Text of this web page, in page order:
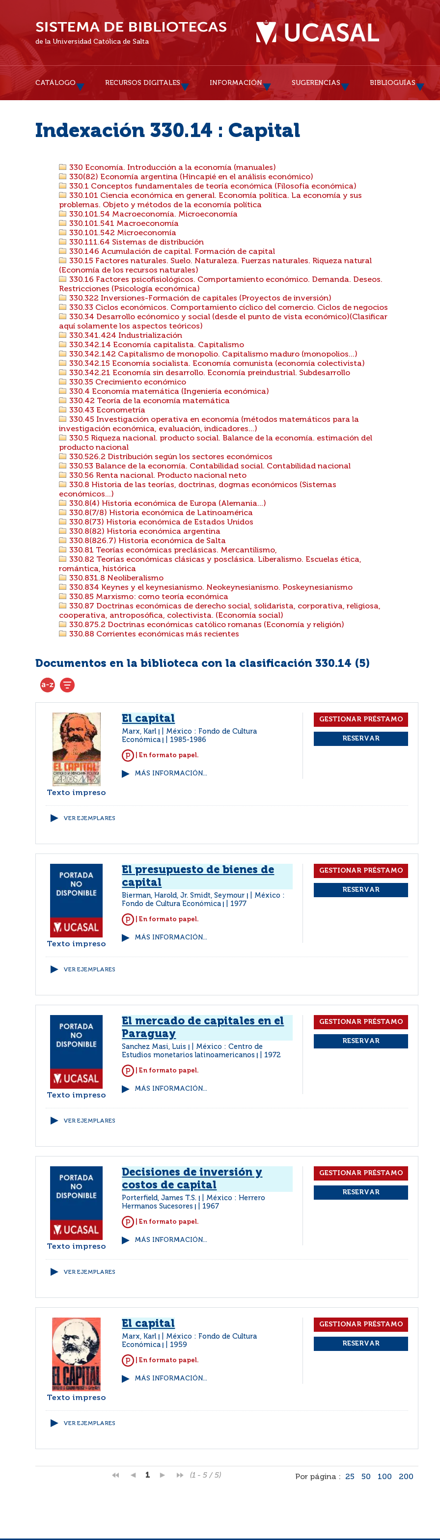
de la Universidad Católica de Salta
CATÁLOGO RECURSOS DIGITALES INFORMACIÓN SUGERENCIAS BIBLIOGUÍAS
Indexación 330.14 : Capital
330 Economía. Introducción a la economía (manuales)
330(82) Economía argentina (Hincapié en el análisis económico)
330.1 Conceptos fundamentales de teoría económica (Filosofía económica)
330.101 Ciencia económica en general. Economía política. La economía y sus
problemas. Objeto y métodos de la economía política
330.101.54 Macroeconomía. Microeconomía
330.101.541 Macroeconomía
330.101.542 Microeconomía
330.111.64 Sistemas de distribución
330.146 Acumulación de capital. Formación de capital
330.15 Factores naturales. Suelo. Naturaleza. Fuerzas naturales. Riqueza natural
(Economía de los recursos naturales)
330.16 Factores psicofisiológicos. Comportamiento económico. Demanda. Deseos.
Restricciones (Psicología económica)
330.322 Inversiones-Formación de capitales (Proyectos de inversión)
330.33 Ciclos económicos. Comportamiento cíclico del comercio. Ciclos de negocios
330.34 Desarrollo ecónomico y social (desde el punto de vista económico)(Clasificar
aquí solamente los aspectos teóricos)
330.341.424 Industrialización
330.342.14 Economía capitalista. Capitalismo
330.342.142 Capitalismo de monopolio. Capitalismo maduro (monopolios...)
330.342.15 Economía socialista. Economía comunista (economía colectivista)
330.342.21 Economía sin desarrollo. Economía preindustrial. Subdesarrollo
330.35 Crecimiento económico
330.4 Economía matemática (Ingeniería económica)
330.42 Teoría de la economía matemática
330.43 Econometría
330.45 Investigación operativa en economía (métodos matemáticos para la
investigación económica, evaluación, indicadores...)
330.5 Riqueza nacional. producto social. Balance de la economía. estimación del
producto nacional
330.526.2 Distribución según los sectores económicos
330.53 Balance de la economía. Contabilidad social. Contabilidad nacional
330.56 Renta nacional. Producto nacional neto
330.8 Historia de las teorías, doctrinas, dogmas económicos (Sistemas
económicos...)
330.8(4) Historia económica de Europa (Alemania...)
330.8(7/8) Historia económica de Latinoamérica
330.8(73) Historia económica de Estados Unidos
330.8(82) Historia económica argentina
330.8(826.7) Historia económica de Salta
330.81 Teorías económicas preclásicas. Mercantilismo,
330.82 Teorías económicas clásicas y posclásica. Liberalismo. Escuelas ética,
romántica, histórica
330.831.8 Neoliberalismo
330.834 Keynes y el keynesianismo. Neokeynesianismo. Poskeynesianismo
330.85 Marxismo: como teoría económica
330.87 Doctrinas económicas de derecho social, solidarista, corporativa, religiosa,
cooperativa, antroposófica, colectivista. (Economía social)
330.875.2 Doctrinas económicas católico romanas (Economía y religión)
330.88 Corrientes económicas más recientes
Documentos en la biblioteca con la clasificación 330.14 (5)
Texto impreso
El capital
Marx, Karl
México : Fondo de Cultura
Económica
1985-1986
| En formato papel.
MÁS INFORMACIÓN...
VER EJEMPLARES
Texto impreso
El presupuesto de bienes de
capital
Bierman, Harold, Jr. Smidt, Seymour
México :
Fondo de Cultura Económica
1977
| En formato papel.
MÁS INFORMACIÓN...
VER EJEMPLARES
Texto impreso
El mercado de capitales en el
Paraguay
Sanchez Masi, Luis
México : Centro de
Estudios monetarios latinoamericanos
1972
| En formato papel.
MÁS INFORMACIÓN...
VER EJEMPLARES
Texto impreso
Decisiones de inversión y
costos de capital
Porterfield, James T.S.
México : Herrero
Hermanos Sucesores
1967
| En formato papel.
MÁS INFORMACIÓN...
VER EJEMPLARES
Texto impreso
El capital
Marx, Karl
México : Fondo de Cultura
Económica
1959
| En formato papel.
MÁS INFORMACIÓN...
VER EJEMPLARES
1 (1 - 5 / 5) Por página : 25 50 100 200